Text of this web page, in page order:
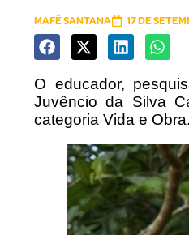
MAFÊ SANTANA 17 DE
O educador,
Juvêncio da Silva
categoria Vida e Obra.